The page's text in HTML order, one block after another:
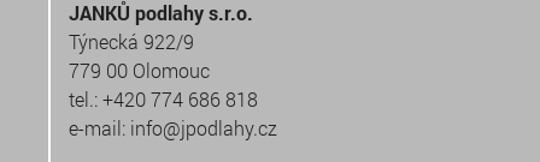
JANKŮ podlahy s.r.o.
Týnecká 922/9
779 00 Olomouc
tel.:+420 774 686 818
e-mail: info@jpodlahy.cz